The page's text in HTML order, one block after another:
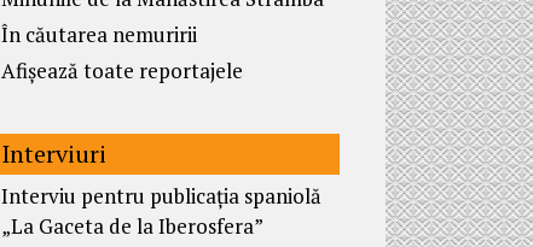
În căutarea nemuririi
Afișează toate reportajele
Interviuri
Interviu pentru publicația spaniolă
„La Gaceta de la Iberosfera”